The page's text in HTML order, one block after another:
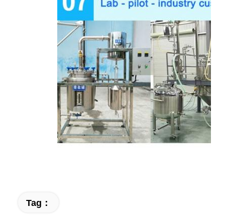
Tag：